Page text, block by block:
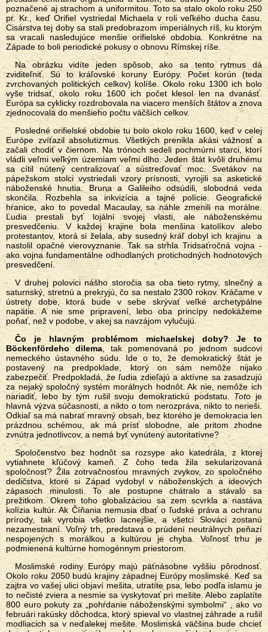
poznačené aj strachom a uniformitou. Toto sa stalo okolo roku 250
pr. Kr., keď Orifiel vystriedal Michaela v roli veľkého ducha času.
Cisárstva tej doby sa stali predobrazom imperiálnych ríš, ku ktorým
sa vracali nasledujúce menšie orifielské obdobia. Konkrétne na
Západe to boli periodické pokusy o obnovu Rímskej ríše.
Na obrázku vidíte jeden spôsob, ako sa tento rytmus dá
zviditeľniť. Sú to kráľovské koruny Európy. Počet korún (teda
zvrchovaných politických celkov) kolíše. Okolo roku 1300 ich bolo
vyše tridsať, okolo roku 1600 ich počet klesol len na dvanásť.
Európa sa cyklicky rozdrobovala na viacero menších štátov a znova
zjednocovala do menšieho počtu väčších celkov.
Posledné orifielské obdobie tu bolo okolo roku 1600, keď v celej
Európe zvíťazil absolutizmus. Všetkých prenikla akási vážnosť a
začali chodiť v čiernom. Na trónoch sedeli pochmúrni starci, ktorí
vládli veľmi veľkým územiam veľmi dlho. Jeden štát kvôli druhému
sa cítil nútený centralizovať a sústreďovať moc. Svetákov na
pápežskom stolci vystriedali vzory prísnosti, vyrojili sa asketické
náboženské hnutia. Bruna a Galileiho odsúdili, slobodná veda
skončila. Rozbehla sa inkvizícia a tajné polície. Geografické
hranice, ako to povedal Macaulay, sa náhle zmenili na morálne.
Ľudia prestali byť lojálni svojej vlasti, ale náboženskému
presvedčeniu. V každej krajine bola menšina katolíkov alebo
protestantov, ktorá si želala, aby susedný kráľ dobyl ich krajinu a
nastolil opačné vierovyznanie. Tak sa strhla Tridsaťročná vojna -
ako vojna fundamentálne odhodlaných protichodných hodnotových
presvedčení.
V druhej polovici nášho storočia sa oba tieto rytmy, slnečný a
saturnský, stretnú a prekryjú, čo sa nestalo 2300 rokov. Kráčame v
ústrety dobe, ktorá bude v sebe skrývať veľké archetypálne
napätie. A nie sme pripravení, lebo oba princípy nedokážeme
poňať, než v podobe, v akej sa navzájom vylučujú.
Čo je hlavným problémom michaelskej doby? Je to
Böckenfördeho dilema , tak pomenovaná po jednom sudcovi
nemeckého ústavného súdu. Ide o to, že demokratický štát je
postavený na predpoklade, ktorý on sám nemôže nijako
zabezpečiť. Predpokladá, že ľudia zdieľajú a aktívne sa zasadzujú
za nejaký spoločný systém morálnych hodnôt. Ak nie, nemôže ich
nariadiť, lebo by tým rušil svoju demokratickú podstatu. Toto je
hlavná výzva súčasnosti, a nikto o tom nerozpráva, nikto to nerieši.
Odkiaľ sa má nabrať mravný obsah, bez ktorého je demokracia len
prázdnou schémou, ak má prísť slobodne, ale pritom zhodne
zvnútra jednotlivcov, a nemá byť vynútený autoritatívne?
Spoločenstvo bez hodnôt sa rozsype ako katedrála, z ktorej
vytiahnete kľúčový kameň. Z čoho teda žila sekularizovaná
spoločnosť? Žila zotrvačnosťou mravných zvykov, zo spoločného
dedičstva, ktoré si Západ vydobyl v náboženských a ideových
zápasoch minulosti. To ale postupne chátralo a stávalo sa
prežitkom. Okrem toho globalizáciou sa zem scvrkla a nastáva
kolízia kultúr. Ak Číňania nemusia dbať o ľudské práva a ochranu
prírody, tak vyrobia všetko lacnejšie, a všetci Slováci zostanú
nezamestnaní. Voľný trh, predstava o prúdení neutrálnych peňazí
nespojených s morálkou a kultúrou je chyba. Voľnosť trhu je
podmienená kultúrne homogénnym priestorom.
Moslimské rodiny Európy majú päťnásobne vyššiu pôrodnosť.
Okolo roku 2050 budú krajiny západnej Európy moslimské. Keď sa
zajtra vo vašej ulici objaví mešita, utratíte psa, lebo podľa islamu je
to nečisté zviera a nesmie sa vyskytovať pri mešite. Alebo zaplatíte
800 euro pokuty za „pohŕdanie náboženskými symbolmi“ , ako vo
februári rakúsky dôchodca, ktorý spieval vo vlastnej záhrade a rušil
modliacich sa v neďalekej mešite. Moslimská väčšina bude chcieť